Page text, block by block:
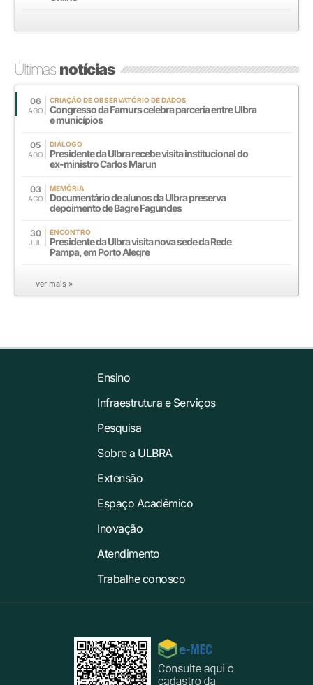
Últimasnotícias
06
AGO
CRIAÇÃO DE OBSERVATÓRIO DE DADOS
Congresso da Famurs celebra parceria entre Ulbra
e municípios
05
AGO
DIÁLOGO
Presidente da Ulbra recebe visita institucional do
ex-ministro Carlos Marun
03
AGO
MEMÓRIA
Documentário de alunos da Ulbra preserva
depoimento de Bagre Fagundes
30
JUL
ENCONTRO
Presidente da Ulbra visita nova sede da Rede
Pampa, em Porto Alegre
ver mais »
Ensino
Infraestrutura e Serviços
Pesquisa
Sobre a ULBRA
Extensão
Espaço Acadêmico
Inovação
Atendimento
Trabalhe conosco